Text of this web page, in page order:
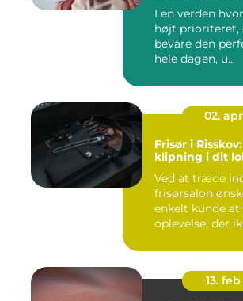
I en verden
højt prioriteret,
bevare den
hele dagen, u...
02. apr
Frisør i
klipning i dit
Ved at træde
frisørsalon
enkelt kunde at
oplevelse, der
13. feb